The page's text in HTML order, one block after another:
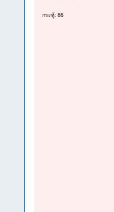
กระทู้: 86